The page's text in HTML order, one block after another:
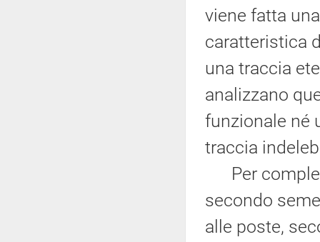
viene fatta
caratteristica
una traccia
analizzano
funzionale né
traccia
Per
secondo
alle poste,